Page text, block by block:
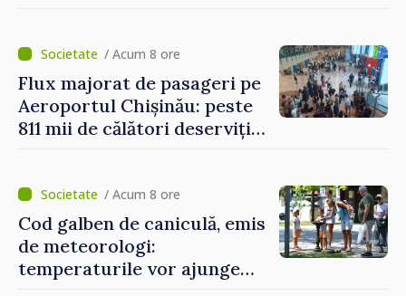
/ Acum 8 ore
Flux majorat de pasageri pe
Aeroportul Chișinău: peste
811 mii de călători deserviți
/ Acum 8 ore
Cod galben de caniculă, emis
de meteorologi:
temperaturile vor ajunge